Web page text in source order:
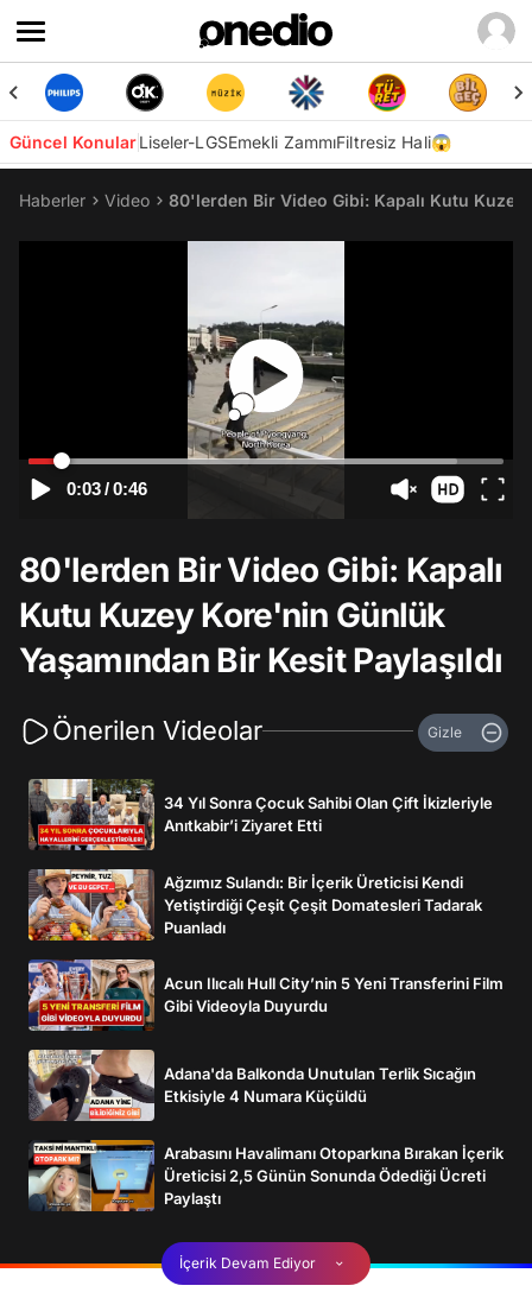
Güncel KonularLiseler-LGSEmekli ZammıFiltresiz Hali😱
Haberler Video 80'lerden Bir Video Gibi: Kapalı Kutu Kuzey
0:03/0:46
80'lerden Bir Video Gibi: Kapalı
Kutu Kuzey Kore'nin Günlük
Yaşamından Bir Kesit Paylaşıldı
Önerilen Videolar Gizle
34 Yıl Sonra Çocuk Sahibi Olan Çift İkizleriyle
Anıtkabir’i Ziyaret Etti
Ağzımız Sulandı: Bir İçerik Üreticisi Kendi
Yetiştirdiği Çeşit Çeşit Domatesleri Tadarak
Puanladı
Acun Ilıcalı Hull City’nin 5 Yeni Transferini Film
Gibi Videoyla Duyurdu
Adana'da Balkonda Unutulan Terlik Sıcağın
Etkisiyle 4 Numara Küçüldü
Arabasını Havalimanı Otoparkına Bırakan İçerik
Üreticisi 2,5 Günün Sonunda Ödediği Ücreti
Paylaştı
İçerik Devam Ediyor